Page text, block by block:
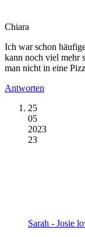
Chiara
Ich war schon
kann noch viel mehr
man nicht in eine
Antworten
25
05
2023
23
Sarah - Josie